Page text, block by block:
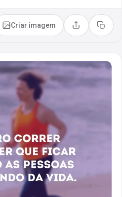
Criar imagem Compartilhar
Copiar